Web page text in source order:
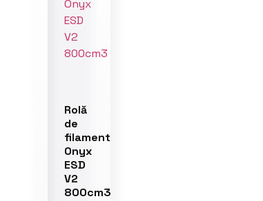
Rolă
de
filament
Onyx
ESD
V2
800cm3